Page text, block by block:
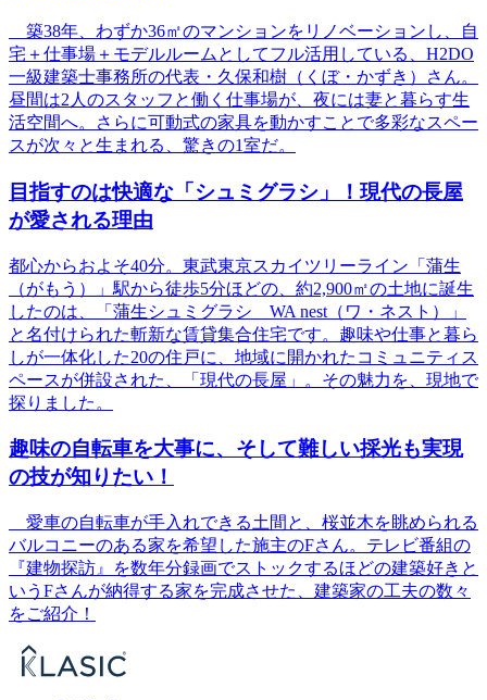
築38年、わずか36㎡のマンションをリノベーションし、自
宅＋仕事場＋モデルルームとしてフル活用している、H2DO
一級建築士事務所の代表・久保和樹（くぼ・かずき）さん。
昼間は2人のスタッフと働く仕事場が、夜には妻と暮らす生
活空間へ。さらに可動式の家具を動かすことで多彩なスペー
スが次々と生まれる、驚きの1室だ。
目指すのは快適な「シュミグラシ」！現代の長屋
が愛される理由
都心からおよそ40分。東武東京スカイツリーライン「蒲生
（がもう）」駅から徒歩5分ほどの、約2,900㎡の土地に誕生
したのは、「蒲生シュミグラシ WA nest（ワ・ネスト）」
と名付けられた斬新な賃貸集合住宅です。趣味や仕事と暮ら
しが一体化した20の住戸に、地域に開かれたコミュニティス
ペースが併設された、「現代の長屋」。その魅力を、現地で
探りました。
趣味の自転車を大事に、そして難しい採光も実現
の技が知りたい！
愛車の自転車が手入れできる土間と、桜並木を眺められる
バルコニーのある家を希望した施主のFさん。テレビ番組の
『建物探訪』を数年分録画でストックするほどの建築好きと
いうFさんが納得する家を完成させた、建築家の工夫の数々
をご紹介！